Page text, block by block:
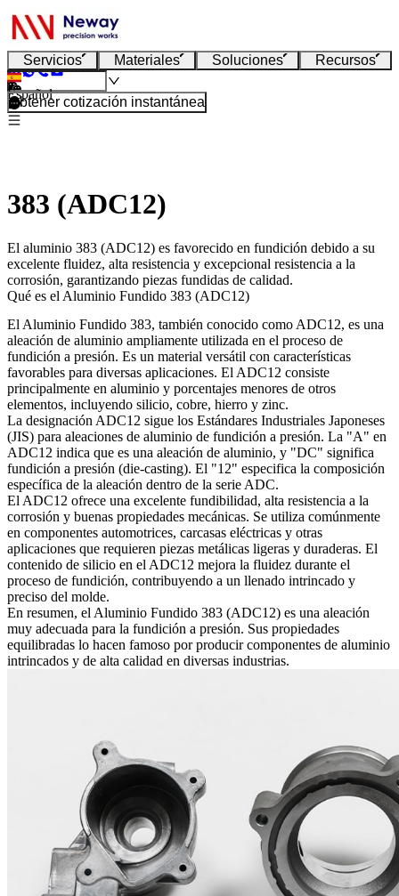
Servicios Materiales Soluciones Recursos
Español
Obtener cotización instantánea
383 (ADC12)
El aluminio 383 (ADC12) es favorecido en fundición debido a su
excelente fluidez, alta resistencia y excepcional resistencia a la
corrosión, garantizando piezas fundidas de calidad.
Qué es el Aluminio Fundido 383 (ADC12)
El Aluminio Fundido 383, también conocido como ADC12, es una
aleación de aluminio ampliamente utilizada en el proceso de
fundición a presión. Es un material versátil con características
favorables para diversas aplicaciones. El ADC12 consiste
principalmente en aluminio y porcentajes menores de otros
elementos, incluyendo silicio, cobre, hierro y zinc.
La designación ADC12 sigue los Estándares Industriales Japoneses
(JIS) para aleaciones de aluminio de fundición a presión. La "A" en
ADC12 indica que es una aleación de aluminio, y "DC" significa
fundición a presión (die-casting). El "12" especifica la composición
específica de la aleación dentro de la serie ADC.
El ADC12 ofrece una excelente fundibilidad, alta resistencia a la
corrosión y buenas propiedades mecánicas. Se utiliza comúnmente
en componentes automotrices, carcasas eléctricas y otras
aplicaciones que requieren piezas metálicas ligeras y duraderas. El
contenido de silicio en el ADC12 mejora la fluidez durante el
proceso de fundición, contribuyendo a un llenado intrincado y
preciso del molde.
En resumen, el Aluminio Fundido 383 (ADC12) es una aleación
muy adecuada para la fundición a presión. Sus propiedades
equilibradas lo hacen famoso por producir componentes de aluminio
intrincados y de alta calidad en diversas industrias.